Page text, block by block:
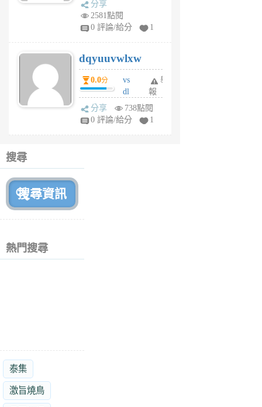
tu
6
個
月
前
分享
2581點閱
0 評論/給分
1
dqyuuvwlxw
0.0分
vs
dl
sq
fy
舉
報
分享
738點閱
0 評論/給分
1
搜尋
熱門搜尋
泰集
激旨燒鳥